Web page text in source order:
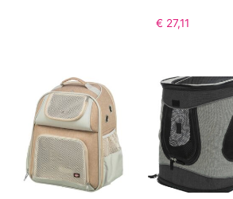
€ 27,11